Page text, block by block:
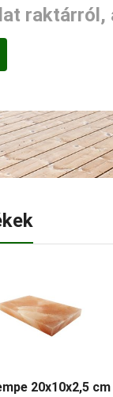
raktárról,
20x10x2,5 cm